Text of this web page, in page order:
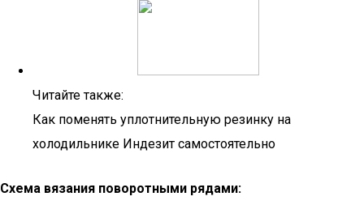
Читайте также:
Как поменять уплотнительную резинку на
холодильнике Индезит самостоятельно
Схема вязания поворотными рядами: